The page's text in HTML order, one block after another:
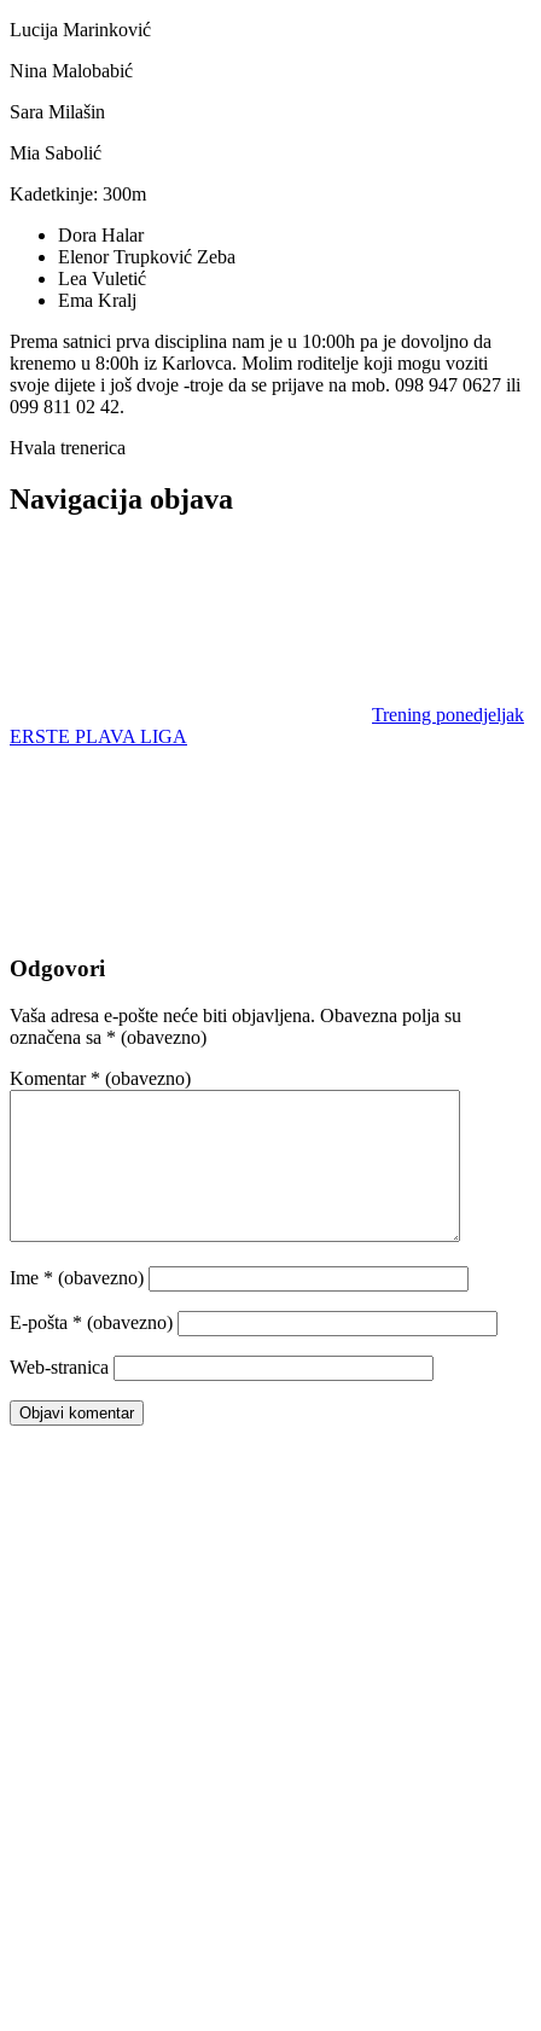
Lucija Marinković
Nina Malobabić
Sara Milašin
Mia Sabolić
Kadetkinje: 300m
Dora Halar
Elenor Trupković Zeba
Lea Vuletić
Ema Kralj
Prema satnici prva disciplina nam je u 10:00h pa je dovoljno da
krenemo u 8:00h iz Karlovca. Molim roditelje koji mogu voziti
svoje dijete i još dvoje -troje da se prijave na mob. 098 947 0627 ili
099 811 02 42.
Hvala trenerica
Navigacija objava
Trening ponedjeljak
ERSTE PLAVA LIGA
Odgovori
Vaša adresa e-pošte neće biti objavljena. Obavezna polja su
označena sa * (obavezno)
Komentar * (obavezno)
Ime * (obavezno)
E-pošta * (obavezno)
Web-stranica